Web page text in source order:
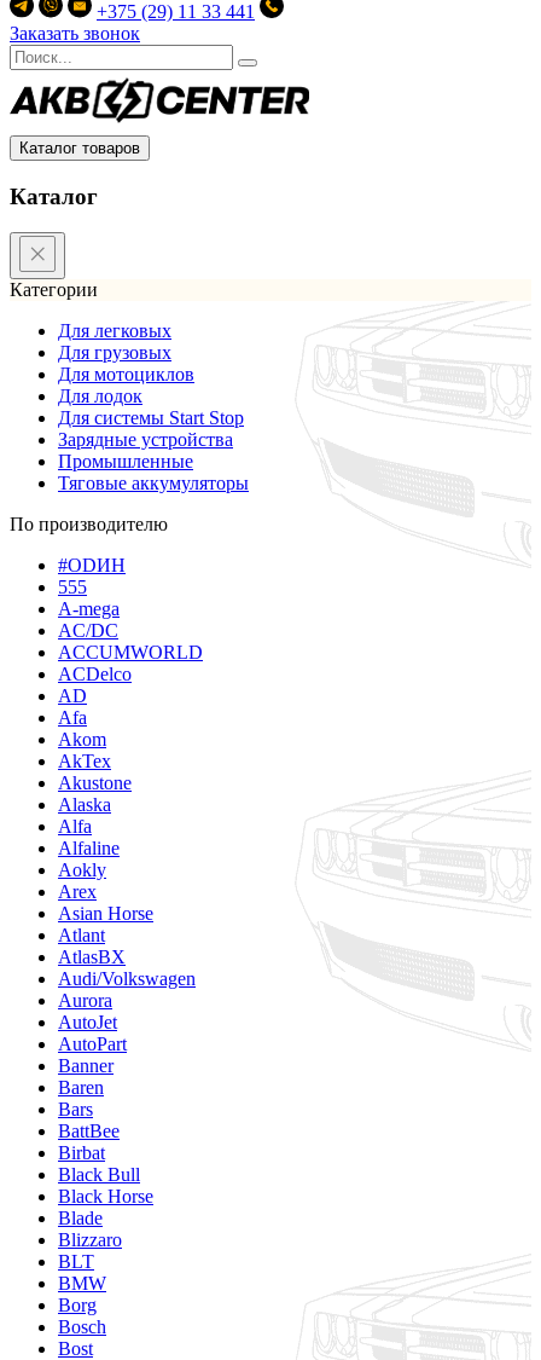
+375 (29) 11 33 441
Заказать звонок
Каталог товаров
Каталог
Категории
Для легковых
Для грузовых
Для мотоциклов
Для лодок
Для системы Start Stop
Зарядные устройства
Промышленные
Тяговые аккумуляторы
По производителю
#ODИН
555
A-mega
AC/DC
ACCUMWORLD
ACDelco
AD
Afa
Akom
AkTex
Akustone
Alaska
Alfa
Alfaline
Aokly
Arex
Asian Horse
Atlant
AtlasBX
Audi/Volkswagen
Aurora
AutoJet
AutoPart
Banner
Baren
Bars
BattBee
Birbat
Black Bull
Black Horse
Blade
Blizzaro
BLT
BMW
Borg
Bosch
Bost